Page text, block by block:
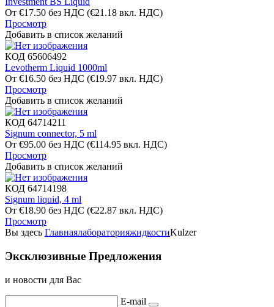
От €17.50 без НДС (€21.18 вкл. НДС)
Просмотр
Добавить в список желаний
КОД 65606492
Levotherm Liquid 1000ml
От €16.50 без НДС (€19.97 вкл. НДС)
Просмотр
Добавить в список желаний
КОД 64714211
Signum connector, 5 ml
От €95.00 без НДС (€114.95 вкл. НДС)
Просмотр
Добавить в список желаний
КОД 64714198
Signum liquid, 4 ml
От €18.90 без НДС (€22.87 вкл. НДС)
Просмотр
Вы здесь ГлавнаялабораторияжидкостиKulzer
Эксклюзивные Предложения
и новости для Вас
E-mail